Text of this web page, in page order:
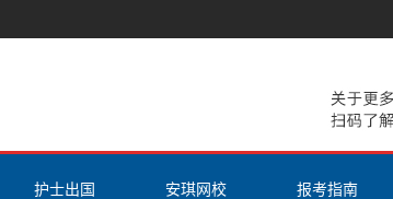
护士出国 安琪网校 报考指南